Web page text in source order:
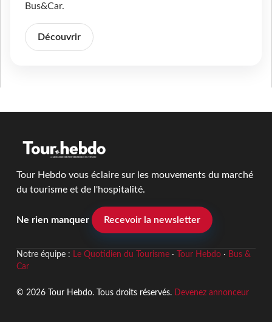
Bus&Car.
Découvrir
Tour Hebdo vous éclaire sur les mouvements du marché
du tourisme et de l'hospitalité.
Ne rien manquer Recevoir la newsletter
Notre équipe : Le Quotidien du Tourisme· Tour Hebdo· Bus &
Car
© 2026 Tour Hebdo. Tous droits réservés. Devenez annonceur